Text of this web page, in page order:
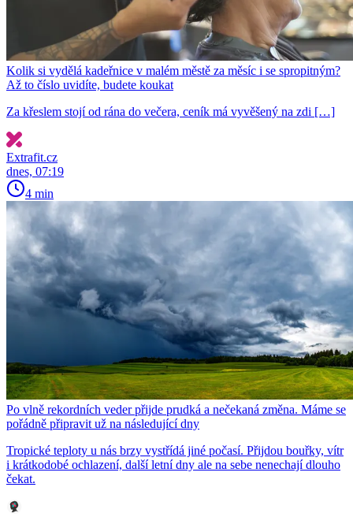
Kolik si vydělá kadeřnice v malém městě za měsíc i se spropitným?
Až to číslo uvidíte, budete koukat
Za křeslem stojí od rána do večera, ceník má vyvěšený na zdi […]
Extrafit.cz
dnes, 07:19
4 min
Po vlně rekordních veder přijde prudká a nečekaná změna. Máme se
pořádně připravit už na následující dny
Tropické teploty u nás brzy vystřídá jiné počasí. Přijdou bouřky, vítr
i krátkodobé ochlazení, další letní dny ale na sebe nenechají dlouho
čekat.